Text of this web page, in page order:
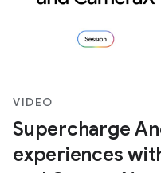
VIDEO
Supercharge
experiences